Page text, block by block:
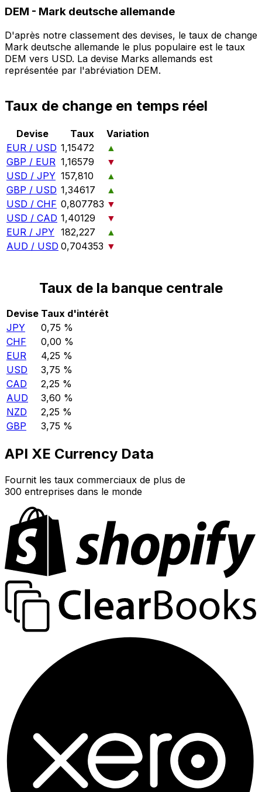
DEM - Mark deutsche allemande
D'après notre classement des devises, le taux de change
Mark deutsche allemande le plus populaire est le taux
DEM vers USD. La devise Marks allemands est
représentée par l'abréviation DEM.
Taux de change en temps réel
Devise Taux
Variation
EUR / USD 1,15472
▲
GBP / EUR 1,16579
▼
USD / JPY 157,810
▲
GBP / USD 1,34617
▲
USD / CHF 0,807783 ▼
USD / CAD 1,40129
▼
EUR / JPY 182,227
▲
AUD / USD 0,704353 ▼
Taux de la banque centrale
Devise Taux d'intérêt
JPY
0,75 %
CHF
0,00 %
EUR
4,25 %
USD
3,75 %
CAD
2,25 %
AUD
3,60 %
NZD
2,25 %
GBP
3,75 %
API XE Currency Data
Fournit les taux commerciaux de plus de
300 entreprises dans le monde